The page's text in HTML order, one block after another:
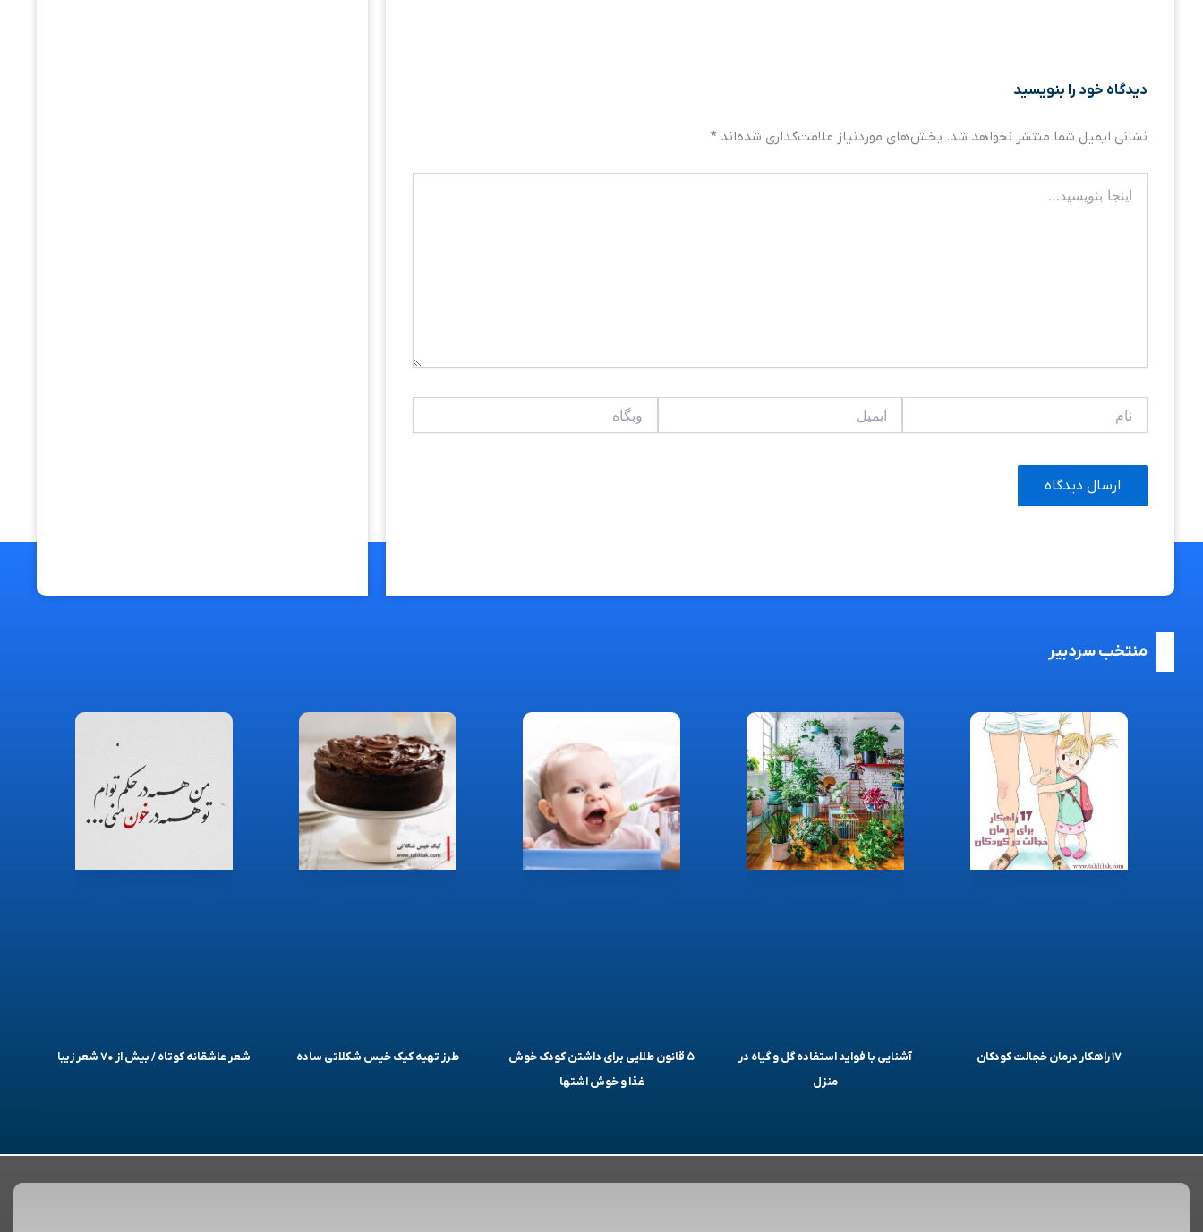
دیدگاه‌ خود را بنویسید
نشانی ایمیل شما منتشر نخواهد شد. بخش‌های موردنیاز علامت‌گذاری شده‌اند *
بنویسید…
منتخب سردبیر
۱۷ راهکار درمان خجالت کودکان
آشنایی با فواید استفاده گل و گیاه در
منزل
۵ قانون طلایی برای داشتن کودک خوش
غذا و خوش اشتها
طرز تهیه کیک خیس شکلاتی ساده شعر عاشقانه کوتاه / بیش از ۷۰ شعر زیبا